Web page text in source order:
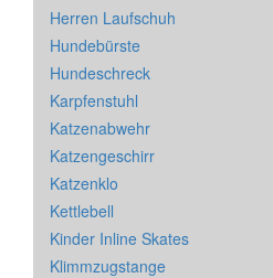
Herren Laufschuh
Hundebürste
Hundeschreck
Karpfenstuhl
Katzenabwehr
Katzengeschirr
Katzenklo
Kettlebell
Kinder Inline Skates
Klimmzugstange